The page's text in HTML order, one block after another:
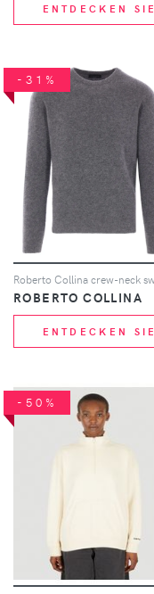
ENTDECKEN SIE
-31%
ROBERTO COLLINA
ENTDECKEN SIE
-50%